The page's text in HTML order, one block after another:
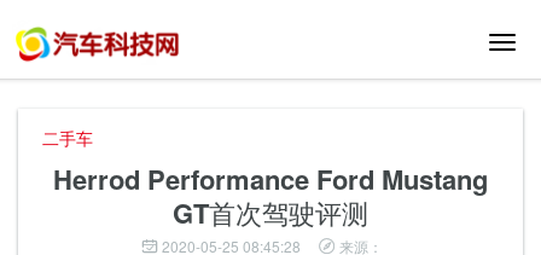
切
二手车
Herrod Performance Ford Mustang
GT首次驾驶评测
2020-05-25 08:45:28 来源：